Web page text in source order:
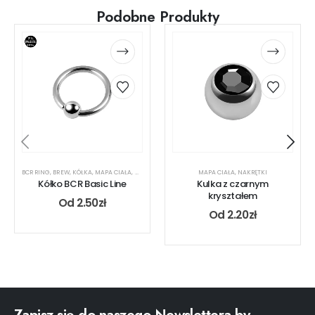
Podobne Produkty
BCR RING, BREW, KÓŁKA, MAPA CIAŁA, NOS RODZAJ KOLCZYKA,UCHO,USTA
Kółko BCR Basic Line
Od 2.50zł
MAPA CIAŁA, NAKRĘTKI
Kulka z czarnym
kryształem
Od 2.20zł